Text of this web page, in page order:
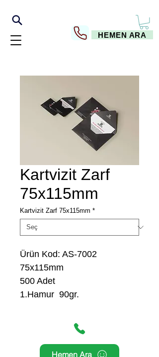
HEMEN ARA
Kartvizit Zarf
75x115mm
Kartvizit Zarf 75x115mm *
Ürün Kod: AS-7002
75x115mm
500 Adet
1.Hamur 90gr.
Hemen Ara